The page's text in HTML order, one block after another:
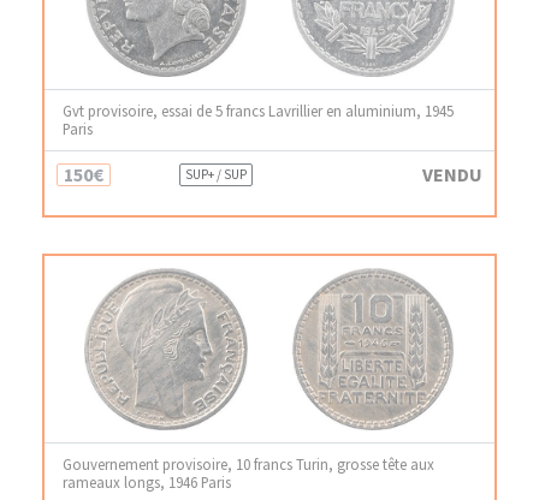
Gvt provisoire, essai de 5 francs Lavrillier en aluminium, 1945
Paris
150€ SUP+ / SUP VENDU
Gouvernement provisoire, 10 francs Turin, grosse tête aux
rameaux longs, 1946 Paris